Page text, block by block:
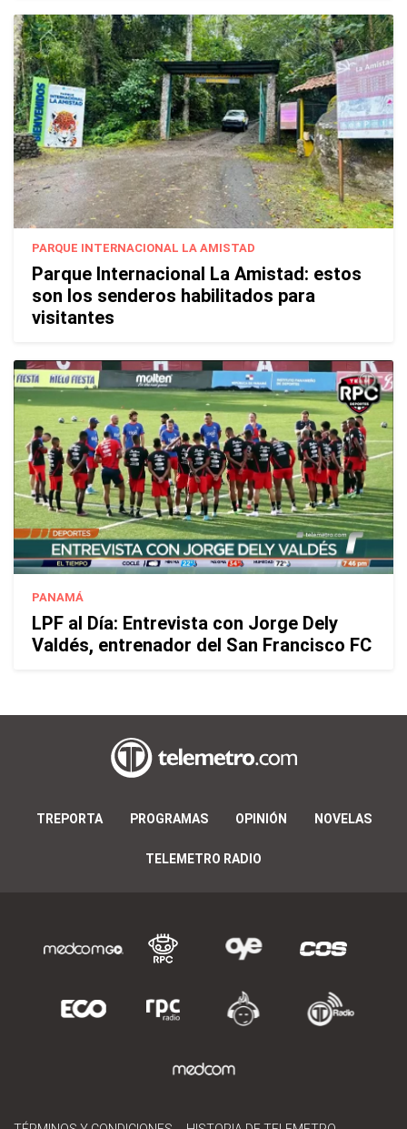
PARQUE INTERNACIONAL LA AMISTAD
Parque Internacional La Amistad: estos
son los senderos habilitados para
visitantes
PANAMÁ
LPF al Día: Entrevista con Jorge Dely
Valdés, entrenador del San Francisco FC
TREPORTA PROGRAMAS OPINIÓN NOVELAS
TELEMETRO RADIO